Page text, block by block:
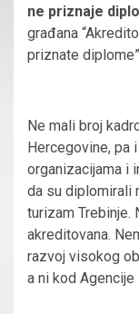
ne priznaje
građana
priznate
Ne mali broj
Hercegovine, pa
organizacijama i
da su diplomirali
turizam Trebinje.
akreditovana.
razvoj visokog
a ni kod